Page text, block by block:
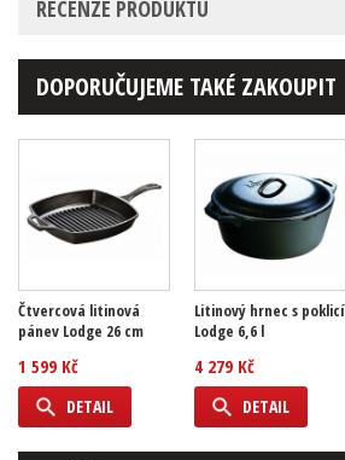
RECENZE PRODUKTU
DOPORUČUJEME TAKÉ ZAKOUPIT
Čtvercová litinová
pánev Lodge 26 cm
1 599 Kč
DETAIL
Litinový hrnec s poklicí
Lodge 6,6 l
4 279 Kč
DETAIL